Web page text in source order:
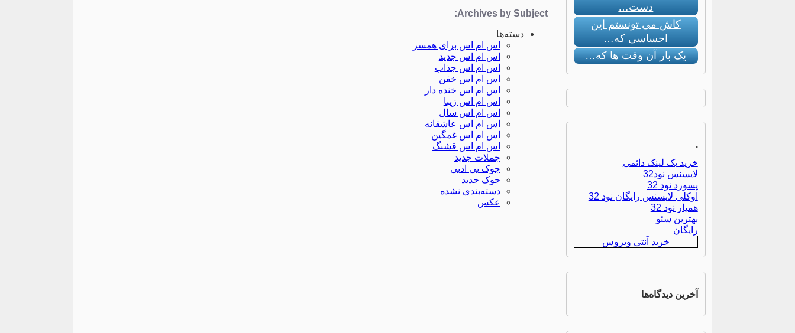
Archives by Subject:
دسته‌ها
اس ام اس برای همسر
اس ام اس جدید
اس ام اس جذاب
اس ام اس خفن
اس ام اس خنده دار
اس ام اس زیبا
اس ام اس سال
اس ام اس عاشقانه
اس ام اس غمگین
اس ام اس قشنگ
جملات جدید
جوک بی ادبی
جوک جدید
دسته‌بندی نشده
عکس
دست…
کاش می تونستم این
احساسی که…
یک بار آن وقت ها که…
.
خرید بک لینک دائمی
لایسنس نود32
پسورد نود 32
اوکلی لایسنس رایگان نود 32
همیار نود 32
بهترین سئو
رایگان
خرید آنتی ویروس
آخرین دیدگاه‌ها